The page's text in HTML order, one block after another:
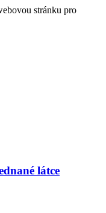
stránku pro
látce